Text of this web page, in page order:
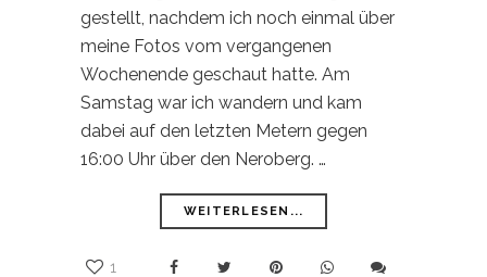
gestellt, nachdem ich noch einmal über
meine Fotos vom vergangenen
Wochenende geschaut hatte. Am
Samstag war ich wandern und kam
dabei auf den letzten Metern gegen
16:00 Uhr über den Neroberg. …
WEITERLESEN...
1